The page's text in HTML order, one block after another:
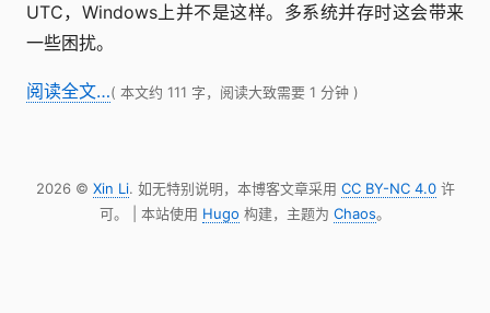
UTC，Windows上并不是这样。多系统并存时这会带来
一些困扰。
阅读全文…( 本文约 111 字，阅读大致需要 1 分钟 )
2026 © Xin Li. 如无特别说明，本博客文章采用 CC BY-NC 4.0许
可。 | 本站使用 Hugo 构建，主题为 Chaos。